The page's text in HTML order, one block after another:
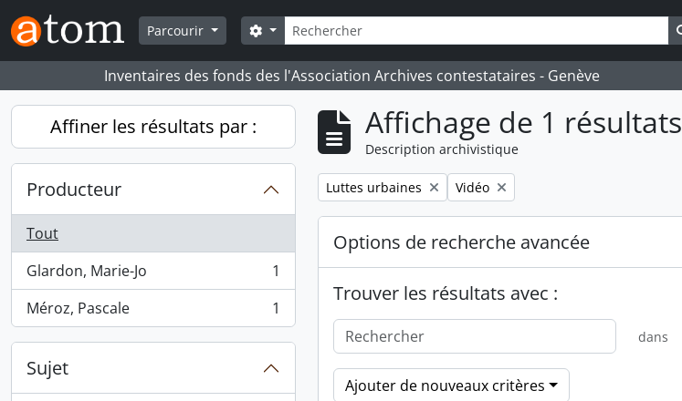
Skip to main content
Parcourir
Rechercher
Search options
Inventaires des fonds des l'Association Archives contestataires - Genève
Affiner les résultats par :
Producteur
Tout
Glardon, Marie-Jo
, 1 résultats
1
Méroz, Pascale
, 1 résultats 1
Sujet
Affichage de 1 résultats
Description archivistique
Remove filter:
Luttes urbaines Remove filter:
Vidéo
Options de recherche avancée
Trouver les résultats avec :
dans
Ajouter de nouveaux critères